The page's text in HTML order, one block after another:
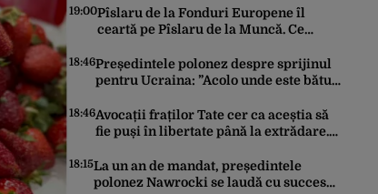
19:00Pîslaru de la Fonduri Europene îl
ceartă pe Pîslaru de la Muncă. Ce
însuși
18:46Președintele polonez despre sprijinul
pentru Ucraina: ”Acolo unde este bătut
18:46Avocații fraților Tate cer ca aceștia să
fie puși în libertate până la extrădare.
instanței
18:15La un an de mandat, președintele
polonez Nawrocki se laudă cu succesul